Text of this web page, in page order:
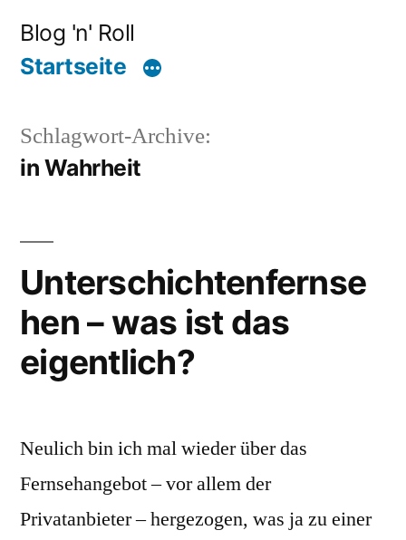
Inhalt
Blog 'n' Roll
Startseite
Schlagwort-Archive:
in Wahrheit
Unterschichtenfernse
hen – was ist das
eigentlich?
Neulich bin ich mal wieder über das
Fernsehangebot – vor allem der
Privatanbieter – hergezogen, was ja zu einer